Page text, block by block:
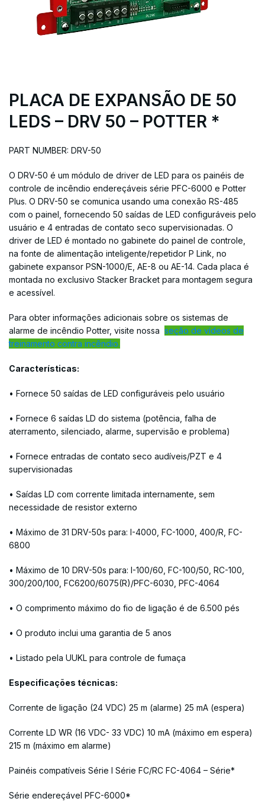
PLACA DE EXPANSÃO DE 50
LEDS – DRV 50 – POTTER *
PART NUMBER: DRV-50
O DRV-50 é um módulo de driver de LED para os painéis de
controle de incêndio endereçáveis ​​série PFC-6000 e Potter
Plus. O DRV-50 se comunica usando uma conexão RS-485
com o painel, fornecendo 50 saídas de LED configuráveis ​​pelo
usuário e 4 entradas de contato seco supervisionadas. O
driver de LED é montado no gabinete do painel de controle,
na fonte de alimentação inteligente/repetidor P Link, no
gabinete expansor PSN-1000/E, AE-8 ou AE-14. Cada placa é
montada no exclusivo Stacker Bracket para montagem segura
e acessível.
Para obter informações adicionais sobre os sistemas de
alarme de incêndio Potter, visite nossa seção de vídeos de
treinamento contra incêndio.
Características:
• Fornece 50 saídas de LED configuráveis ​​pelo usuário
• Fornece 6 saídas LD do sistema (potência, falha de
aterramento, silenciado, alarme, supervisão e problema)
• Fornece entradas de contato seco audíveis/PZT e 4
supervisionadas
• Saídas LD com corrente limitada internamente, sem
necessidade de resistor externo
• Máximo de 31 DRV-50s para: I-4000, FC-1000, 400/R, FC-
6800
• Máximo de 10 DRV-50s para: I-100/60, FC-100/50, RC-100,
300/200/100, FC6200/6075(R)/PFC-6030, PFC-4064
• O comprimento máximo do fio de ligação é de 6.500 pés
• O produto inclui uma garantia de 5 anos
• Listado pela UUKL para controle de fumaça
Especificações técnicas:
Corrente de ligação (24 VDC) 25 m (alarme) 25 mA (espera)
Corrente LD WR (16 VDC- 33 VDC) 10 mA (máximo em espera)
215 m (máximo em alarme)
Painéis compatíveis Série I Série FC/RC FC-4064 – Série*
Série endereçável PFC-6000*